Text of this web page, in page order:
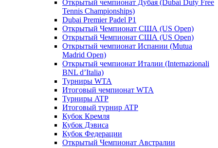
Открытый чемпионат Дубая (Dubai Duty Free
Tennis Championships)
Dubai Premier Padel P1
Открытый Чемпионат США (US Open)
Открытый Чемпионат США (US Open)
Открытый чемпионат Испании (Mutua
Madrid Open)
Открытый чемпионат Италии (Internazionali
BNL d’Italia)
Турниры WTA
Итоговый чемпионат WTA
Турниры ATP
Итоговый турнир ATP
Кубок Кремля
Кубок Дэвиса
Кубок Федерации
Открытый Чемпионат Австралии